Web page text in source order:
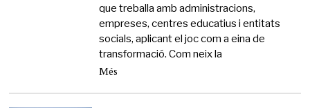
que treballa amb administracions,
empreses, centres educatius i entitats
socials, aplicant el joc com a eina de
transformació. Com neix la
Més